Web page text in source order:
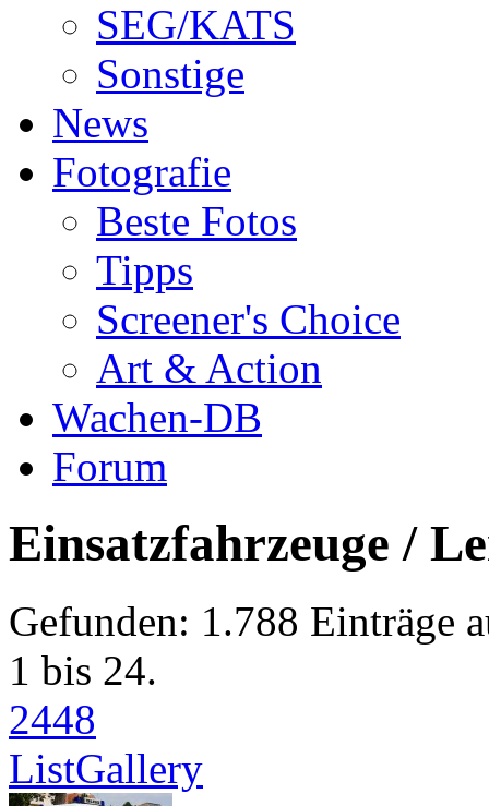
SEG/KATS
Sonstige
News
Fotografie
Beste Fotos
Tipps
Screener's Choice
Art & Action
Wachen-DB
Forum
Einsatzfahrzeuge /
Gefunden: 1.788 Einträge
1 bis 24.
2448
ListGallery